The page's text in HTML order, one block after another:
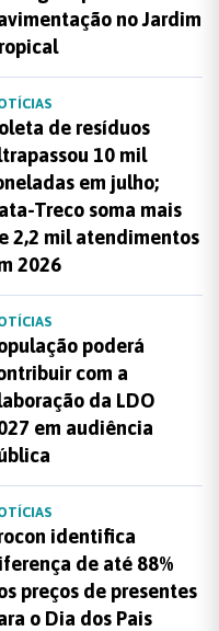
no Jardim
de resíduos
10 mil
em julho;
Treco soma mais
2,2 mil atendimentos
2026
poderá
com a
da LDO
em audiência
identifica
de até 88%
preços de presentes
o Dia dos Pais